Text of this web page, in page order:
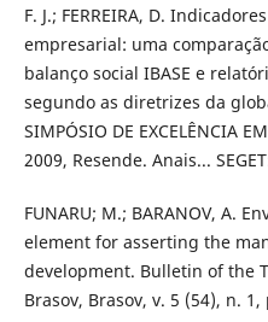
F. J.; FERREIRA, D.
empresarial: uma
balanço social IBASE e
segundo as diretrizes da
SIMPÓSIO DE EXCELÊNCIA
2009, Resende. Anais...
FUNARU; M.; BARANOV, A.
element for asserting the
development. Bulletin of the
Brasov, Brasov, v. 5 (54), n. 1,